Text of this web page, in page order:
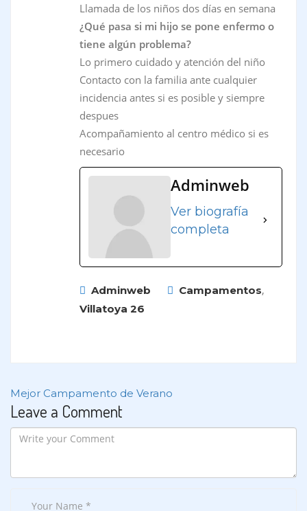
Llamada de los niños dos días en semana
¿Qué pasa si mi hijo se pone enfermo o
tiene algún problema?
Lo primero cuidado y atención del niño
Contacto con la familia ante cualquier
incidencia antes si es posible y siempre
despues
Acompañamiento al centro médico si es
necesario
Adminweb
Ver biografía
completa
Adminweb Campamentos,
Villatoya 26
Mejor Campamento de Verano
Leave a Comment